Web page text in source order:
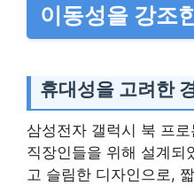
이동성을 강조
휴대성을 고려한
삼성전자 갤럭시 북 프
직장인들을 위해 설계되
고 슬림한 디자인으로,